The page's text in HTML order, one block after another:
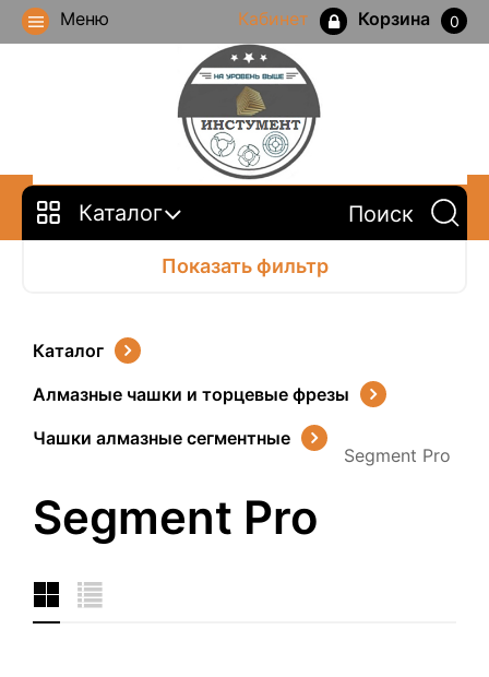
Меню Кабинет Корзина 0
Каталог
Показать фильтр
Каталог
Алмазные чашки и торцевые фрезы
Чашки алмазные сегментные
Segment Pro
Segment Pro